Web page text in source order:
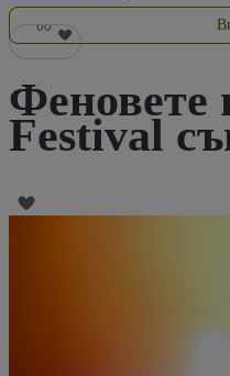
60
Феновете
Festival